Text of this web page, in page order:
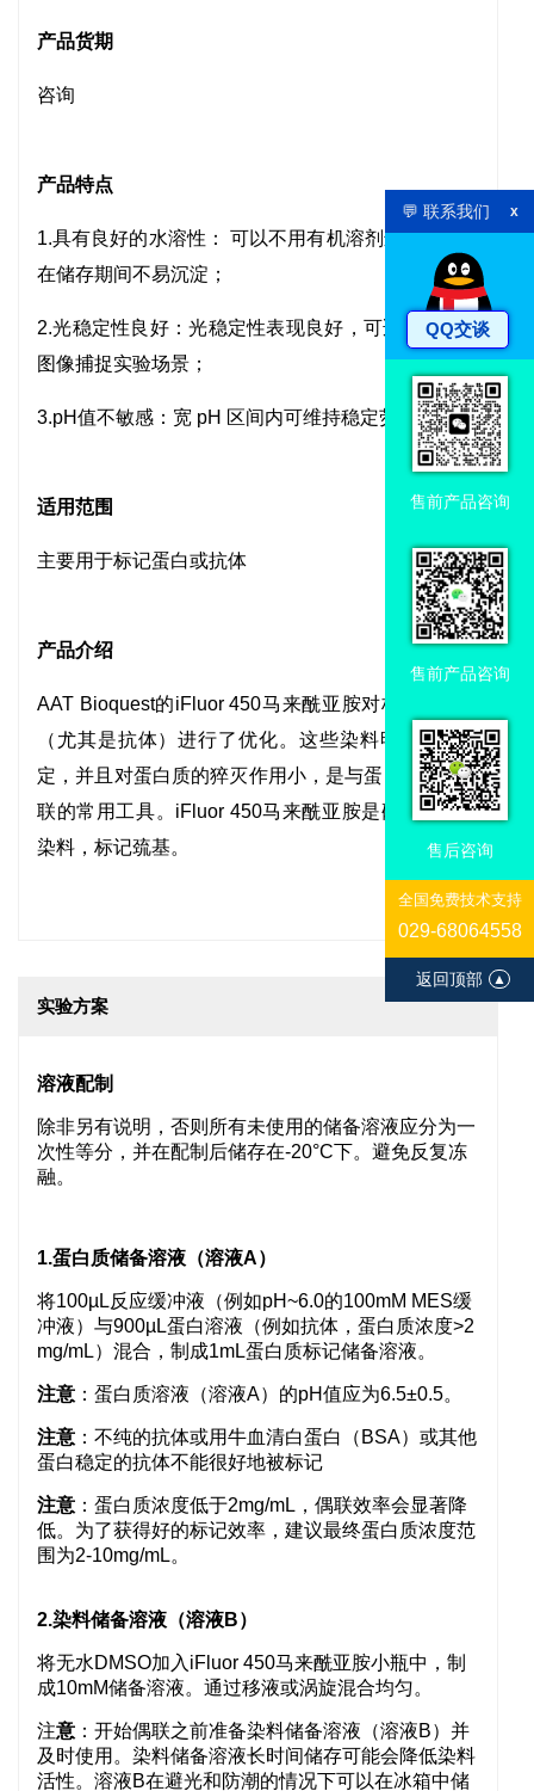
产品货期
咨询
产品特点
1.具有良好的水溶性： 可以不用有机溶剂进行偶联，
在储存期间不易沉淀；
2.光稳定性良好：光稳定性表现良好，可适配长时间
图像捕捉实验场景；
3.pH值不敏感：宽 pH 区间内可维持稳定荧光强度；
适用范围
主要用于标记蛋白或抗体
产品介绍
AAT Bioquest的iFluor 450马来酰亚胺对标记蛋白质
（尤其是抗体）进行了优化。这些染料明亮、光稳
定，并且对蛋白质的猝灭作用小，是与蛋白或抗体偶
联的常用工具。 iFluor 450马来酰亚胺是硫醇反应性
染料，标记巯基。
实验方案
溶液配制
除非另有说明，否则所有未使用的储备溶液应分为一
次性等分，并在配制后储存在-20°C下。避免反复冻
融。
1.蛋白质储备溶液（溶液A）
将100µL反应缓冲液（例如pH~6.0的100mM MES缓
冲液）与900µL蛋白溶液（例如抗体，蛋白质浓度>2
mg/mL）混合，制成1mL蛋白质标记储备溶液。
注意 ：蛋白质溶液（溶液A）的pH值应为6.5±0.5。
注意 ：不纯的抗体或用牛血清白蛋白（BSA）或其他
蛋白稳定的抗体不能很好地被标记
注意 ：蛋白质浓度低于2mg/mL，偶联效率会显著降
低。为了获得好的标记效率，建议最终蛋白质浓度范
围为2-10mg/mL。
2.染料储备溶液（溶液B）
将无水DMSO加入iFluor 450马来酰亚胺小瓶中，制
成10mM储备溶液。通过移液或涡旋混合均匀。
注意 ：开始偶联之前准备染料储备溶液（溶液B）并
及时使用。染料储备溶液长时间储存可能会降低染料
活性。溶液B在避光和防潮的情况下可以在冰箱中储
💬 联系我们 x
QQ交谈
售前产品咨询
售前产品咨询
售后咨询
全国免费技术支持
029-68064558
返回顶部 ▲